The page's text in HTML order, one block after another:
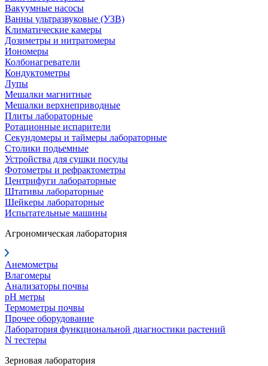
Вакуумные насосы
Ванны ультразвуковые (УЗВ)
Климатические камеры
Дозиметры и нитратомеры
Иономеры
Колбонагреватели
Кондуктометры
Лупы
Мешалки магнитные
Мешалки верхнеприводные
Плиты лабораторные
Ротационные испарители
Секундомеры и таймеры лабораторные
Столики подьемные
Устройства для сушки посуды
Фотометры и рефрактометры
Центрифуги лабораторные
Штативы лабораторные
Шейкеры лабораторные
Испытательные машины
Агрономическая лаборатория
Анемометры
Влагомеры
Анализаторы почвы
pH метры
Термометры почвы
Прочее оборудование
Лаборатория функциональной диагностики растений
N тестеры
Зерновая лаборатория